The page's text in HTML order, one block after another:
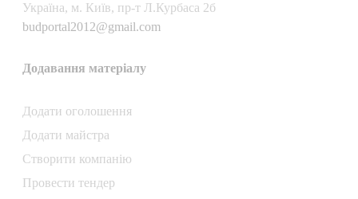
Українa, м. Київ, пр-т Л.Курбаса 2б
budportal2012@gmail.com
Додавання матеріалу
Додати oголошення
Додати майстра
Створити компанiю
Провести тендер